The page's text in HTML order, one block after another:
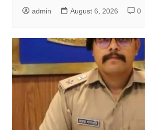
admin August 6, 2026 0